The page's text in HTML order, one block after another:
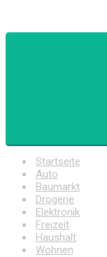
Startseite
Auto
Baumarkt
Drogerie
Elektronik
Freizeit
Haushalt
Wohnen